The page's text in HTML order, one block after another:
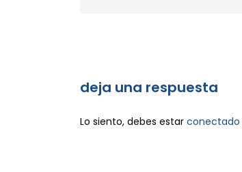
deja una respuesta
Lo siento, debes estar conectado